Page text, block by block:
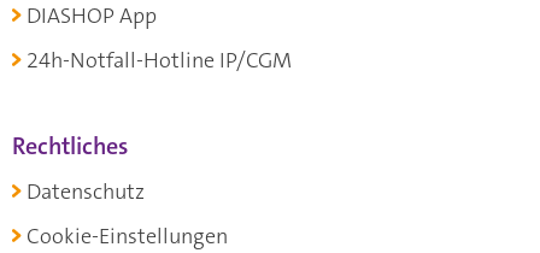
DIASHOP App
24h-Notfall-Hotline IP/CGM
Rechtliches
Datenschutz
Cookie-Einstellungen